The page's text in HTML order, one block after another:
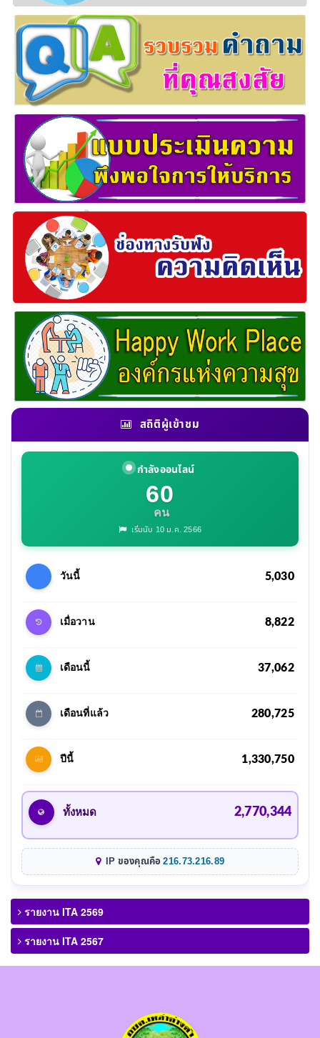
สถิติผู้เข้าชม
กำลังออนไลน์
60
คน
เริ่มนับ 10 ม.ค. 2566
วันนี้ 5,030
เมื่อวาน 8,822
เดือนนี้ 37,062
เดือนที่แล้ว 280,725
ปีนี้ 1,330,750
ทั้งหมด 2,770,344
IP ของคุณคือ216.73.216.89
รายงาน ITA 2569
รายงาน ITA 2567